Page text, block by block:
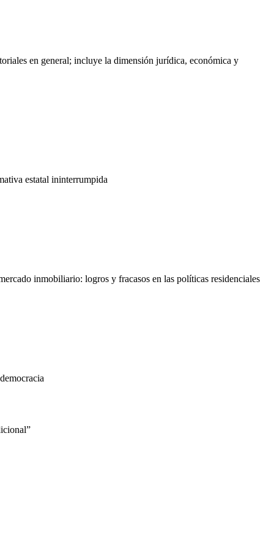
en general; incluye la dimensión jurídica, económica y
estatal ininterrumpida
inmobiliario: logros y fracasos en las políticas residenciales